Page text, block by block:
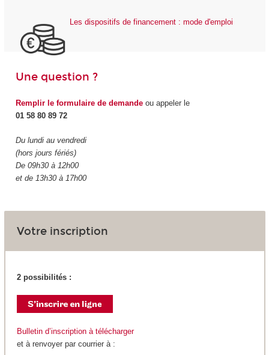
Les dispositifs de financement : mode d'emploi
Une question ?
Remplir le formulaire de demandeou appeler le
01 58 80 89 72
Du lundi au vendredi
(hors jours fériés)
De 09h30 à 12h00
et de 13h30 à 17h00
Votre inscription
2 possibilités :
Bulletin d’inscription à télécharger
et à renvoyer par courrier à :